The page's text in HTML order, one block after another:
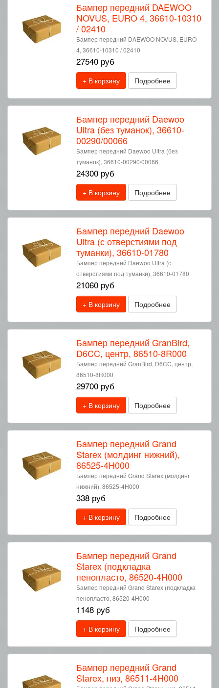
Бампер передний DAEWOO
NOVUS, EURO 4, 36610-10310
/ 02410
Бампер передний DAEWOO NOVUS, EURO
4, 36610-10310 / 02410
27540 руб
+ В корзину Подробнее
Бампер передний Daewoo
Ultra (без туманок), 36610-
00290/00066
Бампер передний Daewoo Ultra (без
туманок), 36610-00290/00066
24300 руб
+ В корзину Подробнее
Бампер передний Daewoo
Ultra (с отверстиями под
туманки), 36610-01780
Бампер передний Daewoo Ultra (с
отверстиями под туманки), 36610-01780
21060 руб
+ В корзину Подробнее
Бампер передний GranBird,
D6CC, центр, 86510-8R000
Бампер передний GranBird, D6CC, центр,
86510-8R000
29700 руб
+ В корзину Подробнее
Бампер передний Grand
Starex (молдинг нижний),
86525-4H000
Бампер передний Grand Starex (молдинг
нижний), 86525-4H000
338 руб
+ В корзину Подробнее
Бампер передний Grand
Starex (подкладка
пенопласто, 86520-4H000
Бампер передний Grand Starex (подкладка
пенопласто, 86520-4H000
1148 руб
+ В корзину Подробнее
Бампер передний Grand
Starex, низ, 86511-4H000